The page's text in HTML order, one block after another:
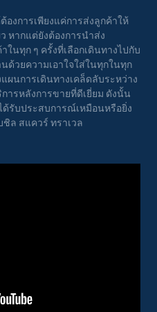
งการเพียงแค่การส่งลูกค้าให้
หากแต่ยังต้องการนำส่ง
นทุก ๆ ครั้งที่เลือกเดินทางไปกับ
ด้วยความเอาใจใส่ในทุกในทุก
ผนการเดินทางเคล็ดลับระหว่าง
ารหลังการขายที่ดีเยี่ยม ดังนั้น
ด้รับประสบการณ์เหมือนหรือยิ่ง
ล สแควร์ ทราเวล